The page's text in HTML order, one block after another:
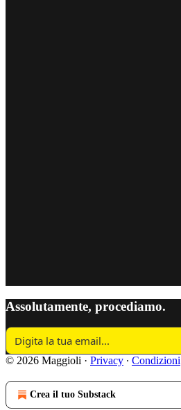
Assolutamente, procediamo.
© 2026 Maggioli · Privacy ∙ Condizioni
Crea il tuo Substack